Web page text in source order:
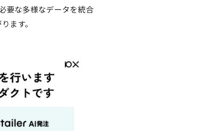
要な多様なデータを統合
ます。